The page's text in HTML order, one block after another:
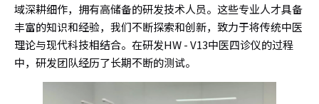
域深耕细作，拥有高储备的研发技术人员。这些专业人才具备
丰富的知识和经验，我们不断探索和创新，致力于将传统中医
理论与现代科技相结合。在研发HW - V13中医四诊仪的过程
中，研发团队经历了长期不断的测试。